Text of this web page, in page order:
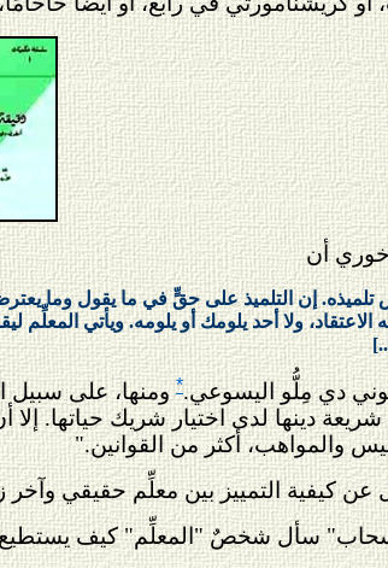
خوري أن
إن التلميذ على حقٍّ في ما يقول وما
الاعتقاد، ولا أحد يلومك أو يلومه. ويأتي
دي مِلُّو اليسوعي.* ومنها، على سبيل
دينها لدى اختيار شريك حياتها.
والمواهب، أكثر من القوانين."
كيفية التمييز بين معلِّم حقيقي وآخر
سأل شخصٌ "المعلِّم" كيف يستطيع